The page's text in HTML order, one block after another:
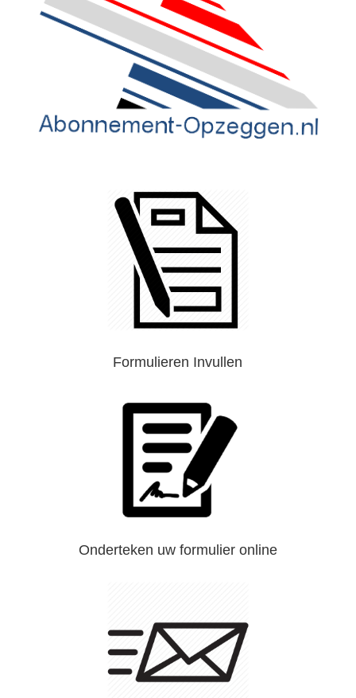
Formulieren Invullen
Onderteken uw formulier online